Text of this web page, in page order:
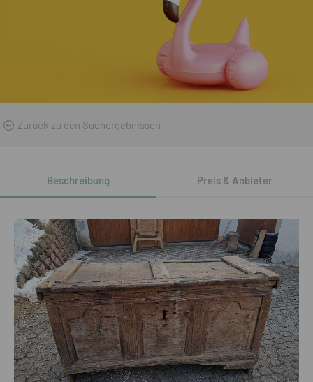
Zurück zu den Suchergebnissen
Beschreibung Preis & Anbieter